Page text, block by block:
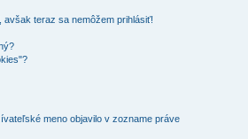
avšak teraz sa nemôžem prihlásiť!
meno objavilo v zozname práve